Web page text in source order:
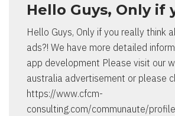
Hello Guys, Only if
Hello Guys, Only if you really think
ads?! We have more detailed
app development Please visit our
australia advertisement or please
https://www.cfcm-
consulting.com/communaute/